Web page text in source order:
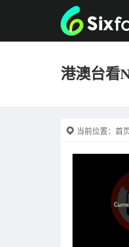
港澳台看
当前位置： 首